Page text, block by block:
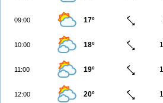
09:00 17º
10:00 18º
11:00 19º
12:00 20º